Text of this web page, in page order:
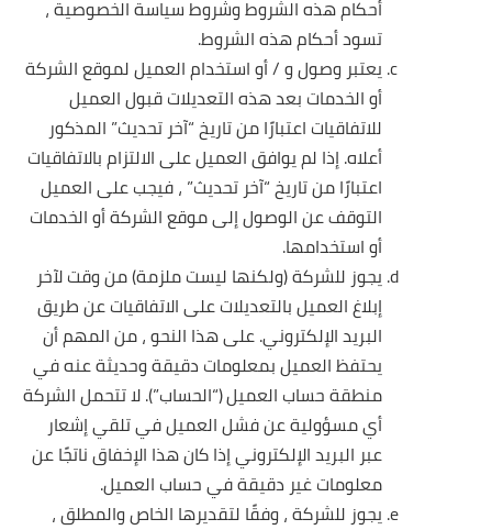
أحكام هذه الشروط وشروط سياسة الخصوصية ،
تسود أحكام هذه الشروط.
يعتبر وصول و / أو استخدام العميل لموقع الشركة
أو الخدمات بعد هذه التعديلات قبول العميل
للاتفاقيات اعتبارًا من تاريخ “آخر تحديث” المذكور
أعلاه. إذا لم يوافق العميل على الالتزام بالاتفاقيات
اعتبارًا من تاريخ “آخر تحديث” ، فيجب على العميل
التوقف عن الوصول إلى موقع الشركة أو الخدمات
أو استخدامها.
يجوز للشركة (ولكنها ليست ملزمة) من وقت لآخر
إبلاغ العميل بالتعديلات على الاتفاقيات عن طريق
البريد الإلكتروني. على هذا النحو ، من المهم أن
يحتفظ العميل بمعلومات دقيقة وحديثة عنه في
منطقة حساب العميل (“الحساب”). لا تتحمل الشركة
أي مسؤولية عن فشل العميل في تلقي إشعار
عبر البريد الإلكتروني إذا كان هذا الإخفاق ناتجًا عن
معلومات غير دقيقة في حساب العميل.
يجوز للشركة ، وفقًا لتقديرها الخاص والمطلق ،